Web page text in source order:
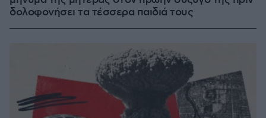
δολοφονήσει τα τέσσερα παιδιά τους